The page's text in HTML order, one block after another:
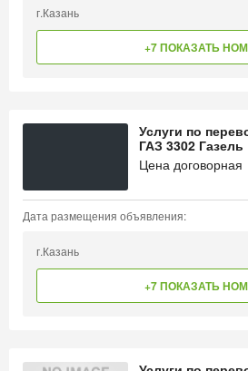
г.Казань
+7 ПОКАЗАТЬ
Услуги по
ГАЗ 3302 Газель
Цена договорная
Дата размещения объявления:
г.Казань
+7 ПОКАЗАТЬ